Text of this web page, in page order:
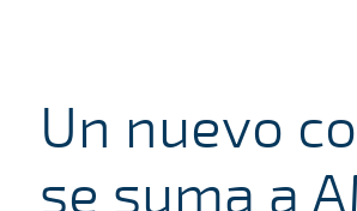
Un nuevo
se suma a